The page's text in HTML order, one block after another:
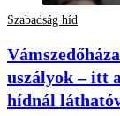
Szabadság híd
uszályok – itt
hídnál